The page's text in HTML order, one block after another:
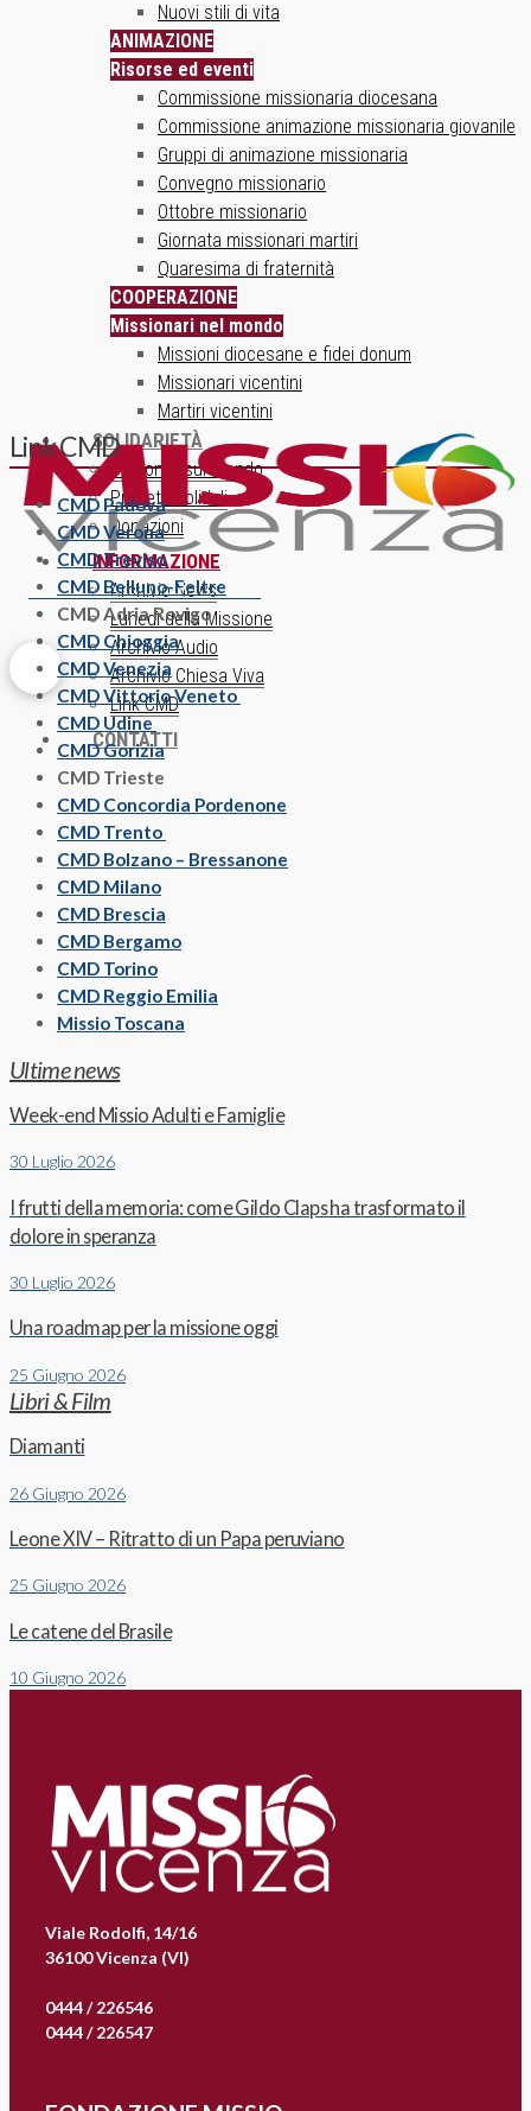
Nuovi stili di vita
ANIMAZIONE
Risorse ed eventi
Commissione missionaria diocesana
Commissione animazione missionaria giovanile
Gruppi di animazione missionaria
Convegno missionario
Ottobre missionario
Giornata missionari martiri
Quaresima di fraternità
COOPERAZIONE
Missionari nel mondo
Missioni diocesane e fidei donum
Missionari vicentini
Martiri vicentini
SOLIDARIETÀ
Un ponte sul mondo
Progetti solidali
Donazioni
INFORMAZIONE
Archivio News
Lunedì della Missione
Archivio Audio
Archivio Chiesa Viva
Link CMD
CONTATTI
ISCRIZIONE NEWSLETTER
Link CMD
CMD Padova
CMD Verona
CMD Treviso
CMD Belluno-Feltre
CMD Adria Rovigo
CMD Chioggia
CMD Venezia
CMD Vittorio Veneto
CMD Udine
CMD Gorizia
CMD Trieste
CMD Concordia Pordenone
CMD Trento
CMD Bolzano – Bressanone
CMD Milano
CMD Brescia
CMD Bergamo
CMD Torino
CMD Reggio Emilia
Missio Toscana
Ultime news
Week-end Missio Adulti e Famiglie
30 Luglio 2026
I frutti della memoria: come Gildo Claps ha trasformato il
dolore in speranza
30 Luglio 2026
Una roadmap per la missione oggi
25 Giugno 2026
Libri & Film
Diamanti
26 Giugno 2026
Leone XIV – Ritratto di un Papa peruviano
25 Giugno 2026
Le catene del Brasile
10 Giugno 2026
Viale Rodolfi, 14/16
36100 Vicenza (VI)
0444 / 226546
0444 / 226547